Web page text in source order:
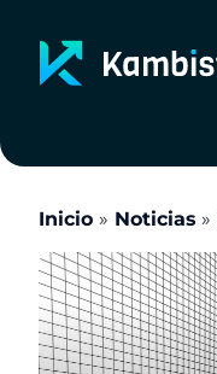
contenido
Inicio Noticias